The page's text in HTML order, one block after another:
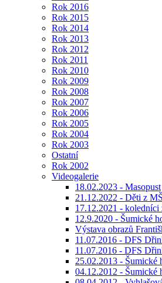
Rok 2016
Rok 2015
Rok 2014
Rok 2013
Rok 2012
Rok 2011
Rok 2010
Rok 2009
Rok 2008
Rok 2007
Rok 2006
Rok 2005
Rok 2004
Rok 2003
Ostatní
Rok 2002
Videogalerie
18.02.2023 - Masopust
21.12.2022 - Děti z
17.12.2021 - koledníci
12.9.2020 - Šumické
Výstava obrazů
11.07.2016 - DFS
11.07.2016 - DFS
25.02.2013 - Šumické
04.12.2012 - Šumické